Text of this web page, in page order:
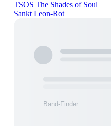
TSOS The Shades of Soul
Sankt Leon-Rot